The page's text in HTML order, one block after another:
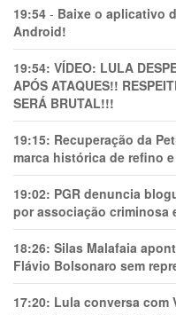
19:54 - Baixe o aplicativo
Android!
19:54: VÍDEO: LULA
APÓS ATAQUES!!
SERÁ BRUTAL!!!
19:15: Recuperação da
marca histórica de refino
19:02: PGR denuncia
por associação criminosa
18:26: Silas Malafaia
Flávio Bolsonaro sem
17:20: Lula conversa com